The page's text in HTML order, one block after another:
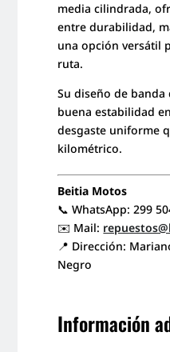
media cilindrada,
entre durabilidad,
una opción versátil
ruta.
Su diseño de
buena estabilidad
desgaste uniforme
kilométrico.
Beitia Motos
📞 WhatsApp: 299
✉️ Mail:
📍 Dirección:
Negro
Información